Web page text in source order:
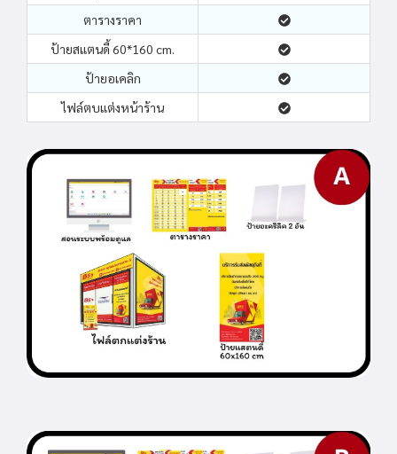
ตารางราคา
ป้ายสแตนดี้ 60*160 cm.
ป้ายอเคลิก
ไฟล์ตบแต่งหน้าร้าน